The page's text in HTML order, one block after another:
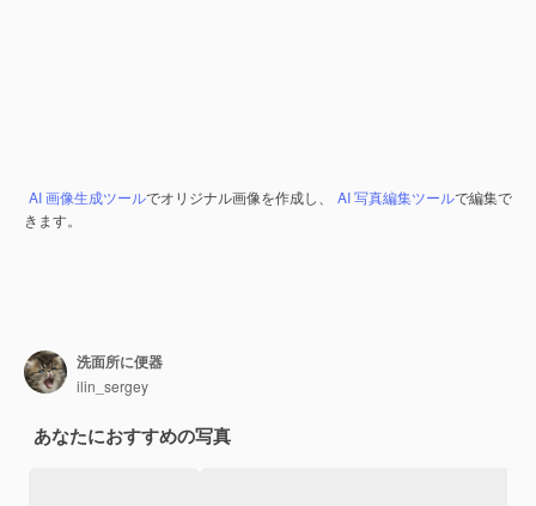
AI 画像生成ツールでオリジナル画像を作成し、 AI 写真編集ツールで編集で
きます。
洗面所に便器
ilin_sergey
あなたにおすすめの写真